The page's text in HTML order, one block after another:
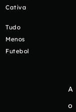
Cativa
Tudo
Menos
Futebol
A
o